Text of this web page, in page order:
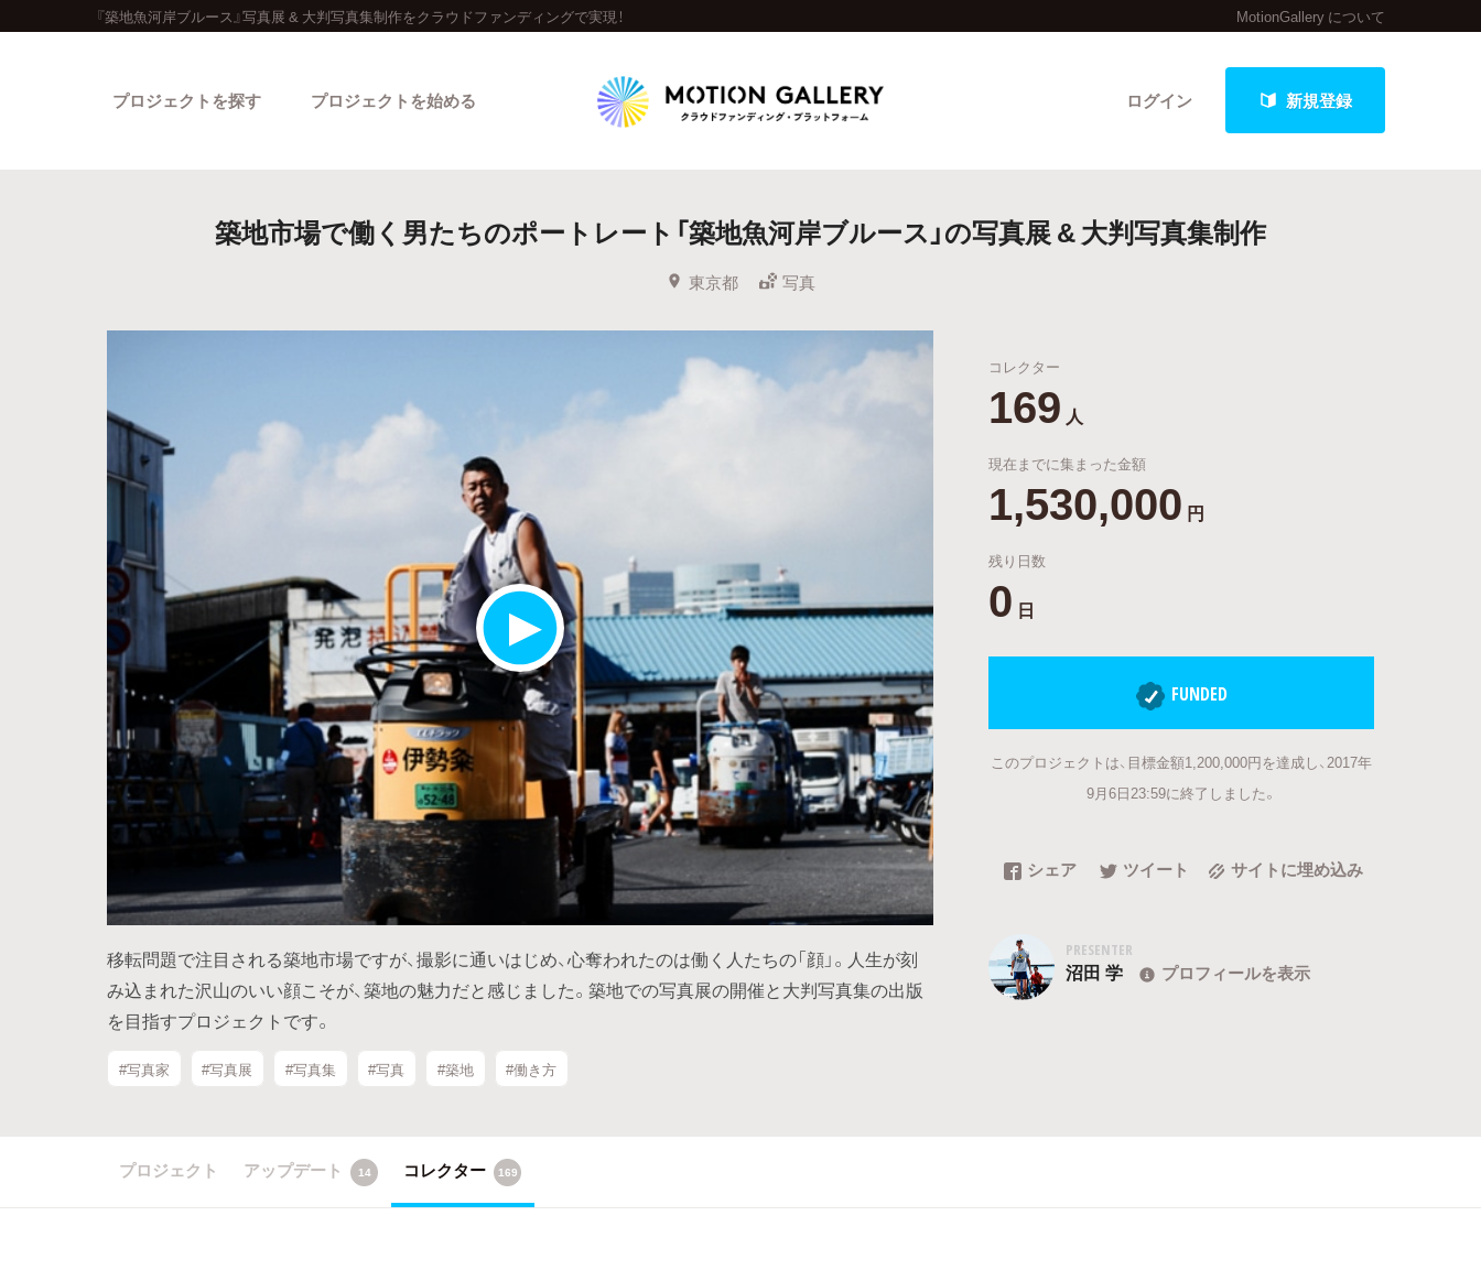
『築地魚河岸ブルース』写真展 & 大判写真集制作をクラウドファンディングで実現！ MotionGallery について
ログイン 新規登録
プロジェクトを探す
人気のプロジェクト 新着プロジェクト 終了間近のプロジェクト
Feature
キュレーターから探す 最新進捗報告から探す
プロジェクトを始める
築地市場で働く男たちのポートレート「築地魚河岸ブルース」の写真展 & 大判写真集制作
東京都 写真
移転問題で注目される築地市場ですが、撮影に通いはじめ、心奪われたのは働く人たちの「顔」。人生が刻
み込まれた沢山のいい顔こそが、築地の魅力だと感じました。築地での写真展の開催と大判写真集の出版
を目指すプロジェクトです。
#写真家 #写真展 #写真集 #写真 #築地 #働き方
コレクター
169 人
現在までに集まった金額
1,530,000 円
残り日数
0 日
FUNDED
このプロジェクトは、目標金額1,200,000円を達成し、2017年
9月6日23:59に終了しました。
シェア ツイート サイトに埋め込み
PRESENTER
沼田 学 プロフィールを表示
プロジェクト アップデート 14 コレクター 169